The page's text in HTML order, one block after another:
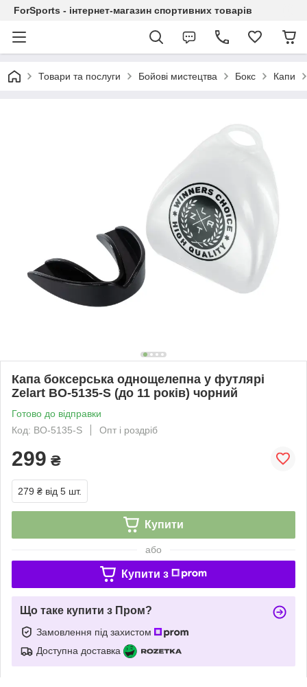
ForSports - інтернет-магазин спортивних товарів
Товари та послуги Бойові мистецтва Бокс Капи
Капа боксерська однощелепна у футлярі
Zelart BO-5135-S (до 11 років) чорний
Готово до відправки
Код: BO-5135-S
Опт і роздріб
299 ₴
279 ₴ від 5 шт.
Купити
або
Купити з
Що таке купити з Пром?
Замовлення під захистом
Доступна доставка